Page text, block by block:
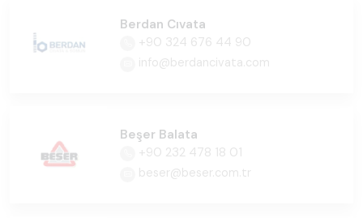
Berdan Cıvata
+90 324 676 44 90
info@berdancivata.com
Beşer Balata
+90 232 478 18 01
beser@beser.com.tr